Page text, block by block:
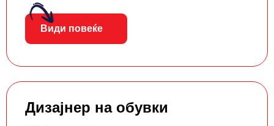
Види повеќе
Дизајнер на обувки